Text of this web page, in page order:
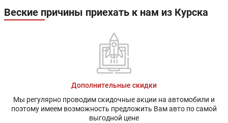
Веские причины приехать к нам из Курска
Дополнительные скидки
Мы регулярно проводим скидочные акции на автомобили и
поэтому имеем возможность предложить Вам авто по самой
выгодной цене